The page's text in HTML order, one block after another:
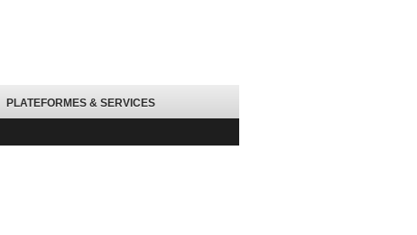
PLATEFORMES & SERVICES